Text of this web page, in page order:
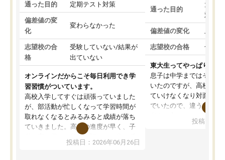
通った目的 定期テスト対策
偏差値の変
化
変わらなかった
志望校の合
格
受験していない/結果が
出ていない
オンラインだからこそ毎日利用でき学
習習慣がついています。
高校入学してすぐは頑張っていました
が、部活動が忙しくなって学習時間が
取れなくなるとみるみると成績が落ち
ていきました。高校の進度が早く、子
供も家に帰って勉強の話すると嫌な反
応を示します。東大先生にお願いして
投稿日：2026年06月26日
通った目的
大学
対策
偏差値の変化 上が
志望校の合格 合格
東大生ってやっぱりすご
息子は中学まではそこそ
いたのですが、高校に入
ていけなくなり対面の塾
でいたので、違うアプロ
で、当初は模試でD判定
投稿日：